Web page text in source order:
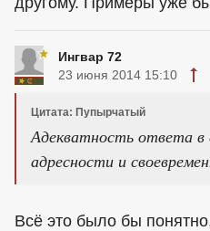
Ингвар 72
23 июня 2014 15:10
Цитата: Пупырчатый
Адекватность ответа
адресности и
Всё это было бы